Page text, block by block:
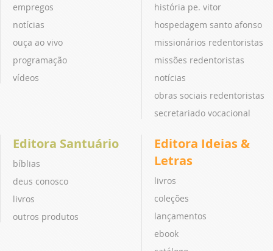
empregos
notícias
ouça ao vivo
programação
vídeos
história pe. vitor
hospedagem santo afonso
missionários redentoristas
missões redentoristas
notícias
obras sociais redentoristas
secretariado vocacional
Editora Santuário
bíblias
deus conosco
livros
outros produtos
Editora Ideias &
Letras
livros
coleções
lançamentos
ebook